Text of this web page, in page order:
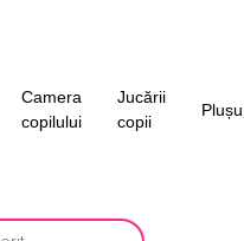
Camera
copilului
Jucării
copii